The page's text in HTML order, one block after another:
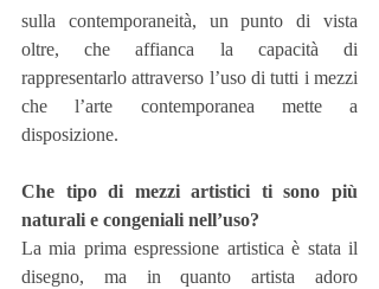
sulla contemporaneità, un punto di vista
oltre, che affianca la capacità di
rappresentarlo attraverso l’uso di tutti i mezzi
che l’arte contemporanea mette a
disposizione.
Che tipo di mezzi artistici ti sono più
naturali e congeniali nell’uso?
La mia prima espressione artistica è stata il
disegno, ma in quanto artista adoro